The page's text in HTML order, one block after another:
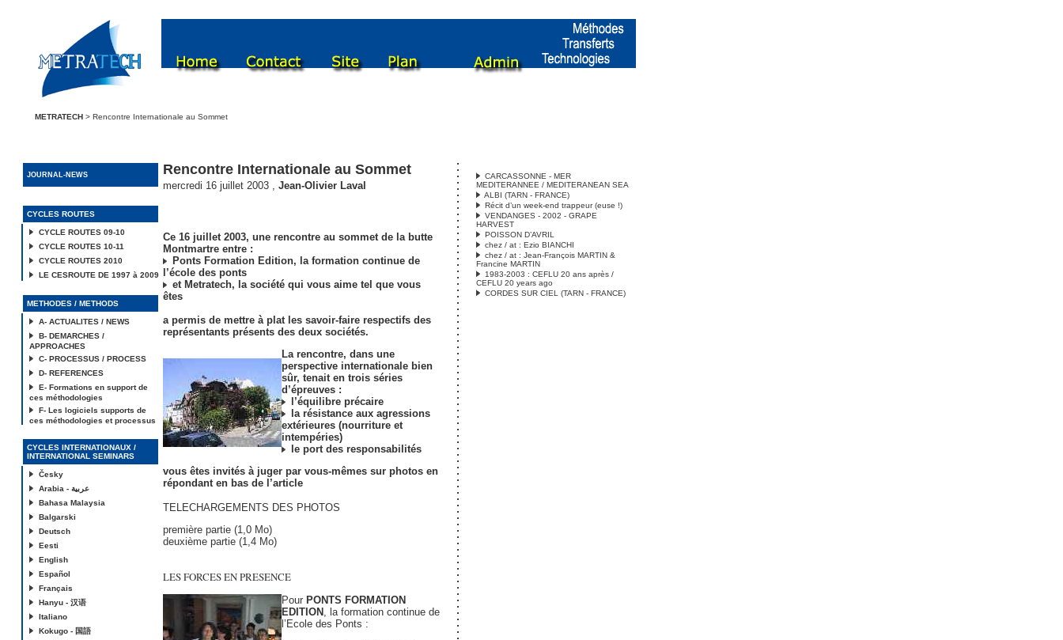
METRATECH > Rencontre Internationale au Sommet
JOURNAL-NEWS
CYCLES ROUTES
CYCLE ROUTES 09-10
CYCLE ROUTES 10-11
CYCLE ROUTES 2010
LE CESROUTE DE 1997 à 2009
METHODES / METHODS
A- ACTUALITES / NEWS
B- DEMARCHES /
APPROACHES
C- PROCESSUS / PROCESS
D- REFERENCES
E- Formations en support de
ces méthodologies
F- Les logiciels supports de
ces méthodologies et processus
CYCLES INTERNATIONAUX /
INTERNATIONAL SEMINARS
Česky
Arabia - عربية
Bahasa Malaysia
Balgarski
Deutsch
Eesti
English
Español
Français
Hanyu - 汉语
Italiano
Kokugo - 国語
Rencontre Internationale au Sommet
mercredi 16 juillet 2003 , Jean-Olivier Laval
Ce 16 juillet 2003, une rencontre au sommet de la butte
Montmartre entre :
Ponts Formation Edition, la formation continue de
l’école des ponts
et Metratech, la société qui vous aime tel que vous
êtes
a permis de mettre à plat les savoir-faire respectifs des
représentants présents des deux sociétés.
La rencontre, dans une
perspective internationale bien
sûr, tenait en trois séries
d’épreuves :
l’équilibre précaire
la résistance aux agressions
extérieures (nourriture et
intempéries)
le port des responsabilités
vous êtes invités à juger par vous-mêmes sur photos en
répondant en bas de l’article
TELECHARGEMENTS DES PHOTOS
première partie (1,0 Mo)
deuxième partie (1,4 Mo)
LES FORCES EN PRESENCE
Pour PONTS FORMATION
EDITION , la formation continue de
l’Ecole des Ponts :
CARCASSONNE - MER
MEDITERANNEE / MEDITERANEAN SEA
ALBI (TARN - FRANCE)
Récit d’un week-end trappeur (euse !)
VENDANGES - 2002 - GRAPE
HARVEST
POISSON D’AVRIL
chez / at : Ezio BIANCHI
chez / at : Jean-François MARTIN &
Francine MARTIN
1983-2003 : CEFLU 20 ans après /
CEFLU 20 years ago
CORDES SUR CIEL (TARN - FRANCE)